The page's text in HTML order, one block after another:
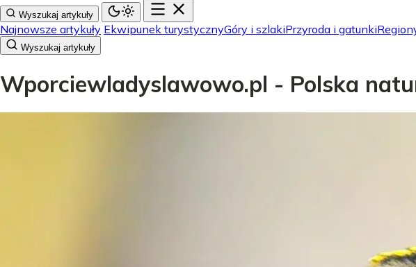
Wyszukaj artykuły
Najnowsze artykuły Ekwipunek turystycznyGóry i szlakiPrzyroda i gatunki
Wyszukaj artykuły
Wporciewladyslawowo.pl - Polska